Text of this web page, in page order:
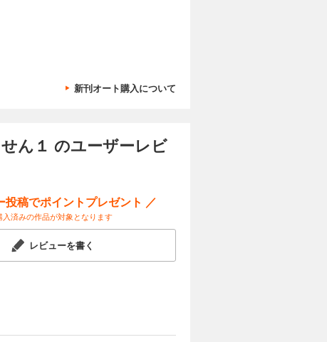
新刊オート購入について
ん１ のユーザーレビ
投稿でポイントプレゼント ／
入済みの作品が対象となります
レビューを書く